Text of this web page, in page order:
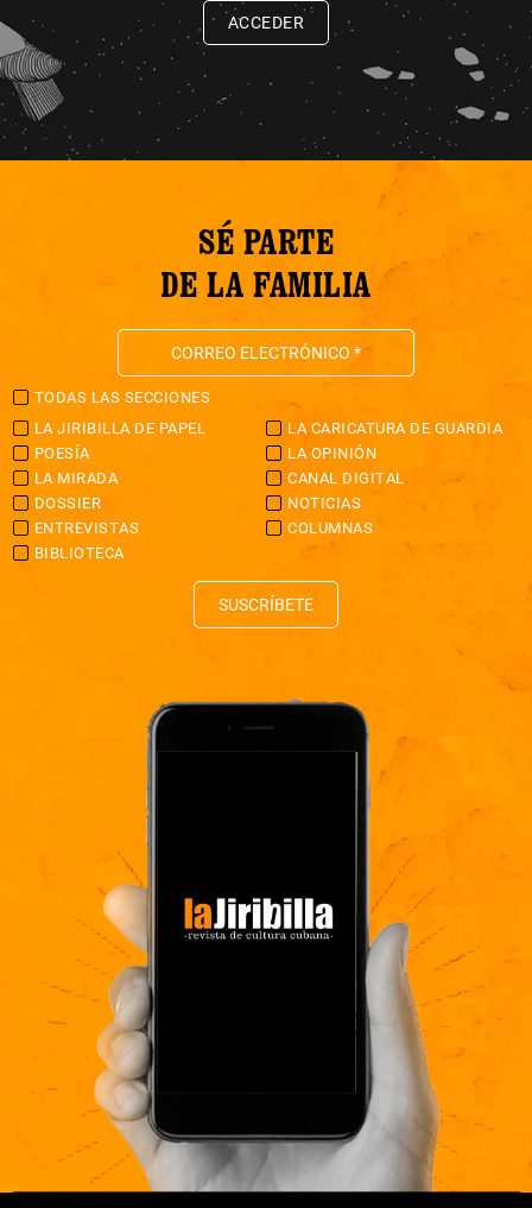
ACCEDER
SÉ PARTE
DE LA FAMILIA
TODAS LAS SECCIONES
LA JIRIBILLA DE PAPEL
LA CARICATURA DE GUARDIA
POESÍA
LA OPINIÓN
LA MIRADA
CANAL DIGITAL
DOSSIER
NOTICIAS
ENTREVISTAS
COLUMNAS
BIBLIOTECA
SUSCRÍBETE